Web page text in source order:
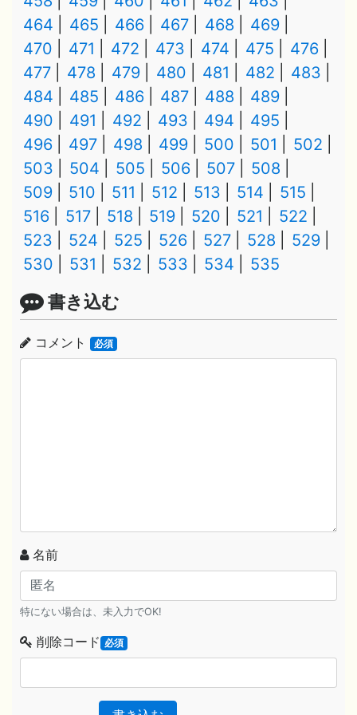
464
465 466 467 468
469
470
471 472 473 474 475
476
477
478 479 480 481 482
483
484
485 486 487 488
489
490
491 492 493 494
495
496
497 498 499 500 501
502
503
504 505 506 507
508
509
510 511 512 513 514
515
516
517 518 519 520 521
522
523
524 525 526 527 528
529
530
531 532 533 534 535
書き込む
コメント 必須
名前
特にない場合は、未入力でOK!
削除コード 必須